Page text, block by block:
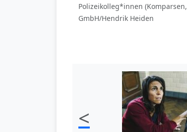
Polizeikolleg*innen
GmbH/Hendrik Heiden
<